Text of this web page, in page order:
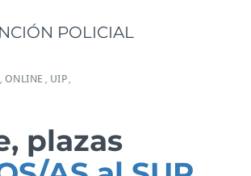
POLICIAL
ONLINE UIP
plazas